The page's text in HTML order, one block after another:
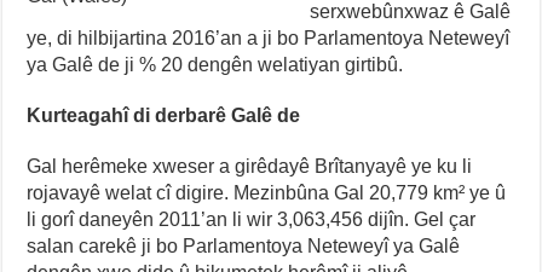
serxwebûnxwaz ê Galê
ye, di hilbijartina 2016’an a ji bo Parlamentoya Neteweyî
ya Galê de ji % 20 dengên welatiyan girtibû.
Kurteagahî di derbarê Galê de
Gal herêmeke xweser a girêdayê Brîtanyayê ye ku li
rojavayê welat cî digire. Mezinbûna Gal 20,779 km² ye û
li gorî daneyên 2011’an li wir 3,063,456 dijîn. Gel çar
salan carekê ji bo Parlamentoya Neteweyî ya Galê